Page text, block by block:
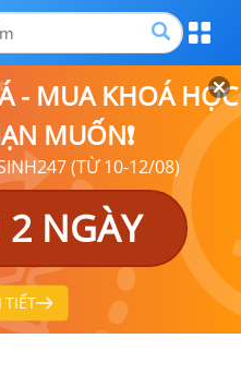
- MUA KHOÁ HỌC
MUỐN❗
(TỪ 10-12/08)
2 NGÀY
TIẾT